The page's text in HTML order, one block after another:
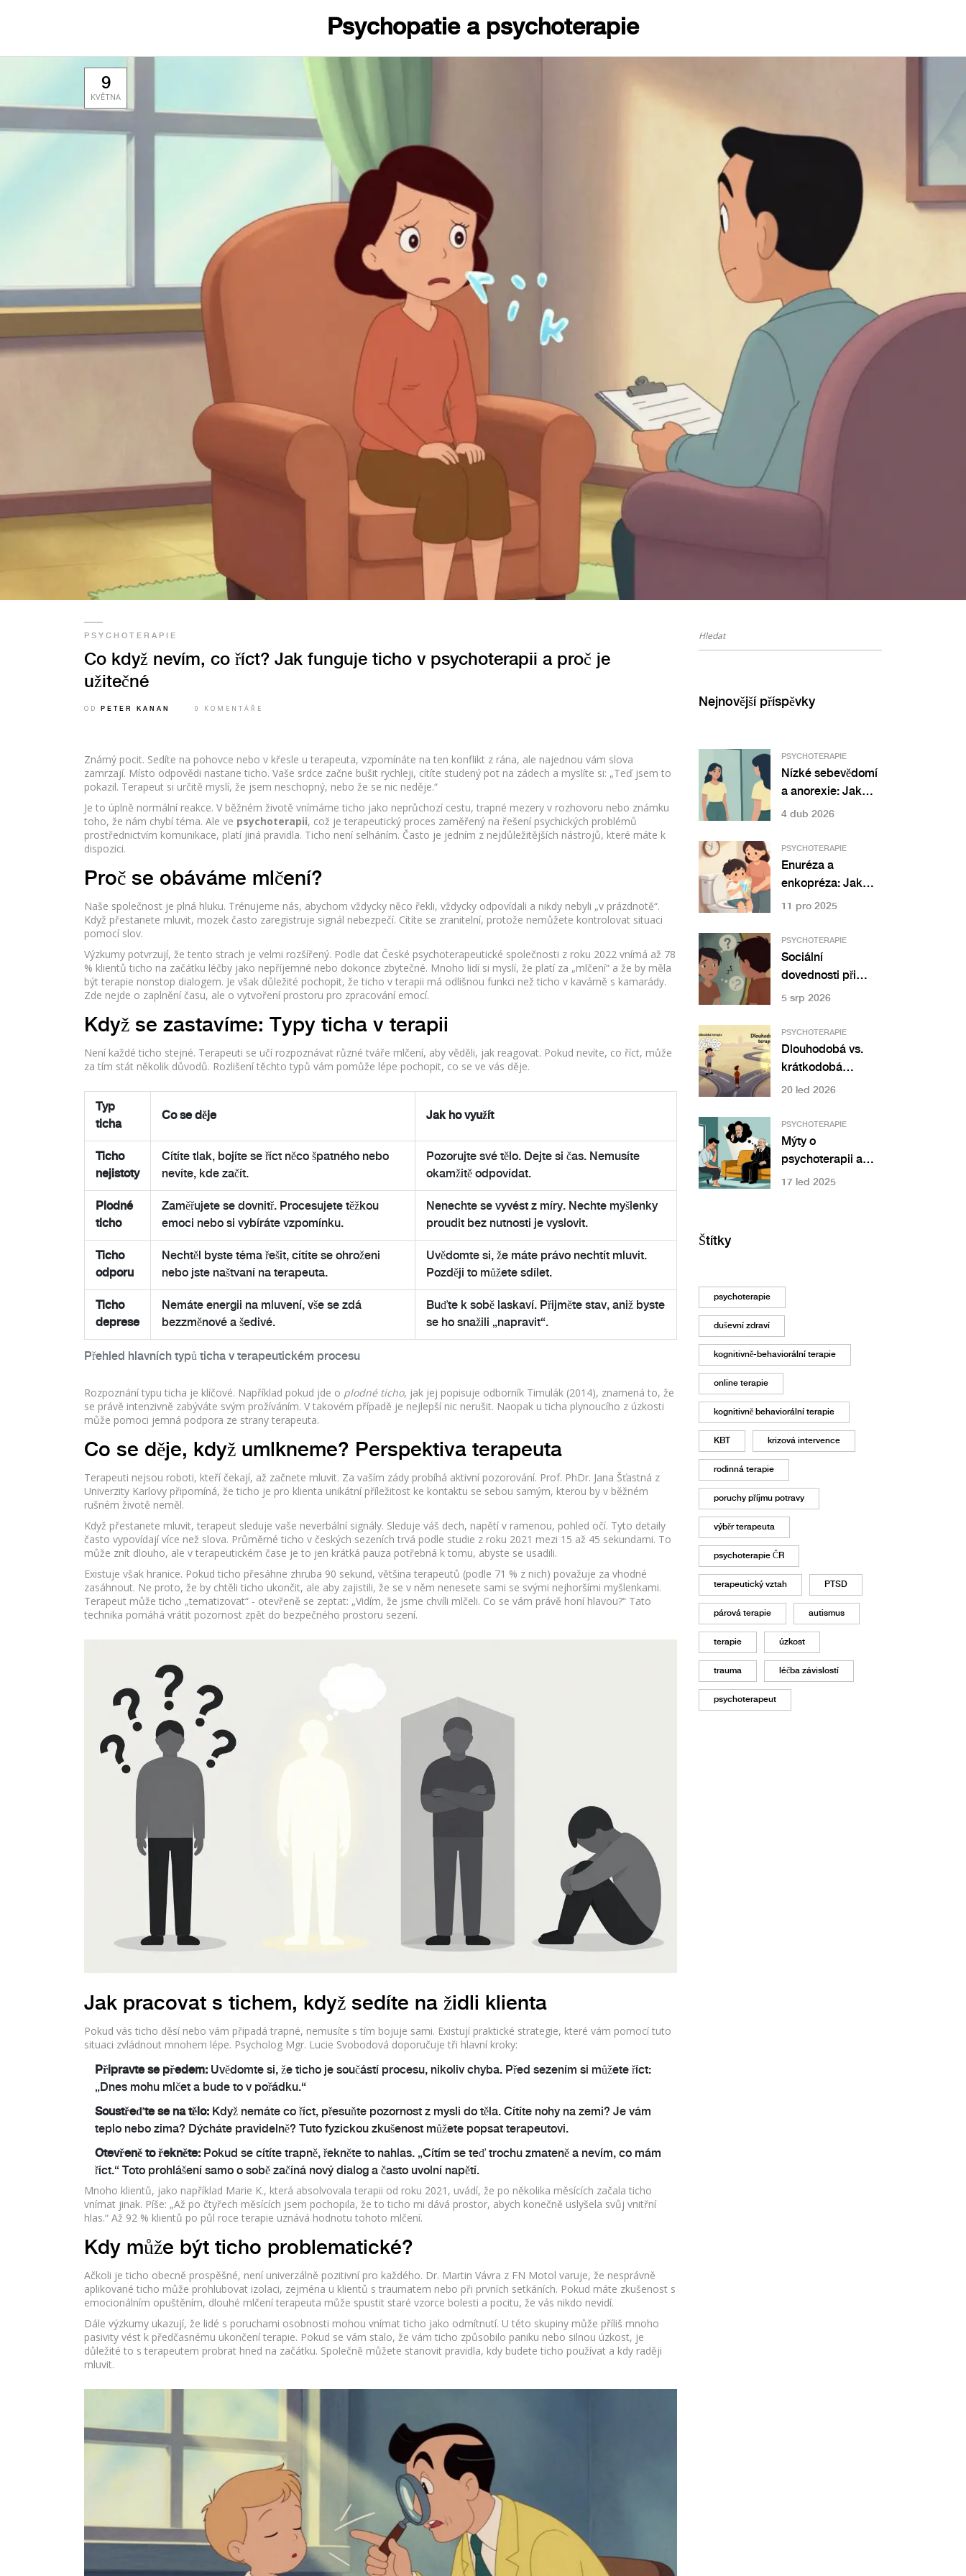
Psychopatie a psychoterapie
9
KVĚTNA
PSYCHOTERAPIE
Co když nevím, co říct? Jak funguje ticho v psychoterapii a proč je
užitečné
OD PETER KANAN 0 KOMENTÁŘE
Známý pocit. Sedíte na pohovce nebo v křesle u terapeuta, vzpomínáte na ten konflikt z rána, ale najednou vám slova
zamrzají. Místo odpovědi nastane ticho. Vaše srdce začne bušit rychleji, cítíte studený pot na zádech a myslíte si: „Teď jsem to
pokazil. Terapeut si určitě myslí, že jsem neschopný, nebo že se nic neděje.“
Je to úplně normální reakce. V běžném životě vnímáme ticho jako neprůchozí cestu, trapné mezery v rozhovoru nebo známku
toho, že nám chybí téma. Ale ve psychoterapii, což je terapeutický proces zaměřený na řešení psychických problémů
prostřednictvím komunikace, platí jiná pravidla. Ticho není selháním. Často je jedním z nejdůležitějších nástrojů, které máte k
dispozici.
Proč se obáváme mlčení?
Naše společnost je plná hluku. Trénujeme nás, abychom vždycky něco řekli, vždycky odpovídali a nikdy nebyli „v prázdnotě“.
Když přestanete mluvit, mozek často zaregistruje signál nebezpečí. Cítíte se zranitelní, protože nemůžete kontrolovat situaci
pomocí slov.
Výzkumy potvrzují, že tento strach je velmi rozšířený. Podle dat České psychoterapeutické společnosti z roku 2022 vnímá až 78
% klientů ticho na začátku léčby jako nepříjemné nebo dokonce zbytečné. Mnoho lidí si myslí, že platí za „mlčení“ a že by měla
být terapie nonstop dialogem. Je však důležité pochopit, že ticho v terapii má odlišnou funkci než ticho v kavárně s kamarády.
Zde nejde o zaplnění času, ale o vytvoření prostoru pro zpracování emocí.
Když se zastavíme: Typy ticha v terapii
Není každé ticho stejné. Terapeuti se učí rozpoznávat různé tváře mlčení, aby věděli, jak reagovat. Pokud nevíte, co říct, může
za tím stát několik důvodů. Rozlišení těchto typů vám pomůže lépe pochopit, co se ve vás děje.
Přehled hlavních typů ticha v terapeutickém procesu
Typ
ticha
Co se děje Jak ho využít
Ticho
nejistoty
Cítíte tlak, bojíte se říct něco špatného nebo
nevíte, kde začít.
Pozorujte své tělo. Dejte si čas. Nemusíte
okamžitě odpovídat.
Plodné
ticho
Zaměřujete se dovnitř. Procesujete těžkou
emoci nebo si vybíráte vzpomínku.
Nenechte se vyvést z míry. Nechte myšlenky
proudit bez nutnosti je vyslovit.
Ticho
odporu
Nechtěl byste téma řešit, cítíte se ohroženi
nebo jste naštvaní na terapeuta.
Uvědomte si, že máte právo nechtít mluvit.
Později to můžete sdílet.
Ticho
deprese
Nemáte energii na mluvení, vše se zdá
bezzměnové a šedivé.
Buďte k sobě laskaví. Přijměte stav, aniž byste
se ho snažili „napravit“.
Rozpoznání typu ticha je klíčové. Například pokud jde o plodné ticho, jak jej popisuje odborník Timulák (2014), znamená to, že
se právě intenzivně zabýváte svým prožíváním. V takovém případě je nejlepší nic nerušit. Naopak u ticha plynoucího z úzkosti
může pomoci jemná podpora ze strany terapeuta.
Co se děje, když umlkneme? Perspektiva terapeuta
Terapeuti nejsou roboti, kteří čekají, až začnete mluvit. Za vaším zády probíhá aktivní pozorování. Prof. PhDr. Jana Šťastná z
Univerzity Karlovy připomíná, že ticho je pro klienta unikátní příležitost ke kontaktu se sebou samým, kterou by v běžném
rušném životě neměl.
Když přestanete mluvit, terapeut sleduje vaše neverbální signály. Sleduje váš dech, napětí v ramenou, pohled očí. Tyto detaily
často vypovídají více než slova. Průměrné ticho v českých sezeních trvá podle studie z roku 2021 mezi 15 až 45 sekundami. To
může znít dlouho, ale v terapeutickém čase je to jen krátká pauza potřebná k tomu, abyste se usadili.
Existuje však hranice. Pokud ticho přesáhne zhruba 90 sekund, většina terapeutů (podle 71 % z nich) považuje za vhodné
zasáhnout. Ne proto, že by chtěli ticho ukončit, ale aby zajistili, že se v něm nenesete sami se svými nejhoršími myšlenkami.
Terapeut může ticho „tematizovat“ - otevřeně se zeptat: „Vidím, že jsme chvíli mlčeli. Co se vám právě honí hlavou?“ Tato
technika pomáhá vrátit pozornost zpět do bezpečného prostoru sezení.
Jak pracovat s tichem, když sedíte na židli klienta
Pokud vás ticho děsí nebo vám připadá trapné, nemusíte s tím bojuje sami. Existují praktické strategie, které vám pomocí tuto
situaci zvládnout mnohem lépe. Psycholog Mgr. Lucie Svobodová doporučuje tři hlavní kroky:
Připravte se předem: Uvědomte si, že ticho je součástí procesu, nikoliv chyba. Před sezením si můžete říct:
„Dnes mohu mlčet a bude to v pořádku.“
Soustřeďte se na tělo: Když nemáte co říct, přesuňte pozornost z mysli do těla. Cítíte nohy na zemi? Je vám
teplo nebo zima? Dýcháte pravidelně? Tuto fyzickou zkušenost můžete popsat terapeutovi.
Otevřeně to řekněte: Pokud se cítíte trapně, řekněte to nahlas. „Cítím se teď trochu zmateně a nevím, co mám
říct.“ Toto prohlášení samo o sobě začíná nový dialog a často uvolní napětí.
Mnoho klientů, jako například Marie K., která absolvovala terapii od roku 2021, uvádí, že po několika měsících začala ticho
vnímat jinak. Píše: „Až po čtyřech měsících jsem pochopila, že to ticho mi dává prostor, abych konečně uslyšela svůj vnitřní
hlas.“ Až 92 % klientů po půl roce terapie uznává hodnotu tohoto mlčení.
Kdy může být ticho problematické?
Ačkoli je ticho obecně prospěšné, není univerzálně pozitivní pro každého. Dr. Martin Vávra z FN Motol varuje, že nesprávně
aplikované ticho může prohlubovat izolaci, zejména u klientů s traumatem nebo při prvních setkáních. Pokud máte zkušenost s
emocionálním opuštěním, dlouhé mlčení terapeuta může spustit staré vzorce bolesti a pocitu, že vás nikdo nevidí.
Dále výzkumy ukazují, že lidé s poruchami osobnosti mohou vnímat ticho jako odmítnutí. U této skupiny může příliš mnoho
pasivity vést k předčasnému ukončení terapie. Pokud se vám stalo, že vám ticho způsobilo paniku nebo silnou úzkost, je
důležité to s terapeutem probrat hned na začátku. Společně můžete stanovit pravidla, kdy budete ticho používat a kdy raději
mluvit.
Nejnovější příspěvky
PSYCHOTERAPIE
Nízké sebevědomí
a anorexie: Jak
efektivně pracovat
terapii
4 dub 2026
PSYCHOTERAPIE
Enuréza a
enkopréza: Jak
léčit pomočování a
11 pro 2025
PSYCHOTERAPIE
Sociální
dovednosti při
sociální fobii: Jak
psychoterapii
pomáhá překonat
úzkost
5 srp 2026
PSYCHOTERAPIE
Dlouhodobá vs.
krátkodobá
terapie: Jak
léčbu duševního
zdraví
20 led 2026
PSYCHOTERAPIE
Mýty o
psychoterapii a
pravda, kterou
17 led 2025
Štítky
psychoterapie
duševní zdraví
kognitivně-behaviorální terapie
online terapie
kognitivně behaviorální terapie
KBT krizová intervence
rodinná terapie
poruchy příjmu potravy
výběr terapeuta
psychoterapie ČR
terapeutický vztah PTSD
párová terapie autismus
terapie úzkost
trauma léčba závislostí
psychoterapeut